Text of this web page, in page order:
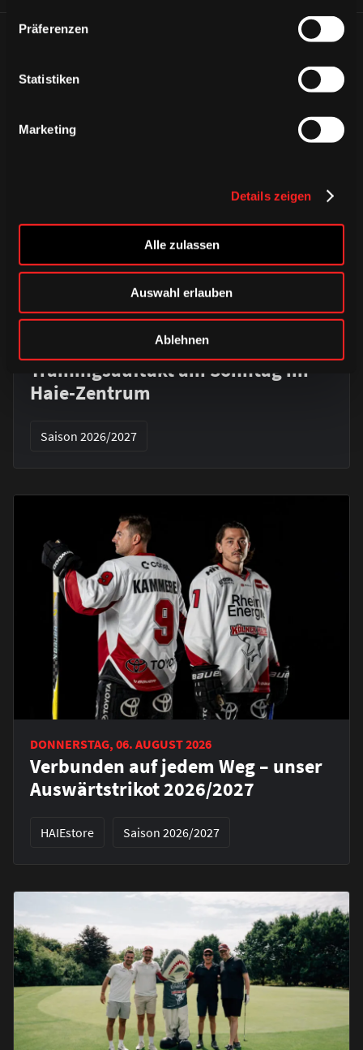
Präferenzen
Statistiken
Marketing
Details zeigen
Alle zulassen
Auswahl erlauben
Ablehnen
DONNERSTAG, 06. AUGUST 2026
Alle Infos zum öffentlichen
Trainingsauftakt am Sonntag im
Haie-Zentrum
Saison 2026/2027
DONNERSTAG, 06. AUGUST 2026
Verbunden auf jedem Weg – unser
Auswärtstrikot 2026/2027
HAIEstore Saison 2026/2027